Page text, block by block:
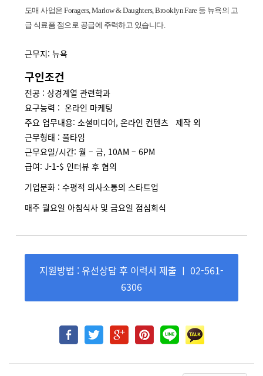
도매 사업은 Foragers, Marlow & Daughters, Brooklyn Fare 등 뉴욕의 고
급 식료품 점으로 공급에 주력하고 있습니다.
근무지: 뉴욕
구인조건
전공 : 상경계열 관련학과
요구능력 : 온라인 마케팅
주요 업무내용: 소셜미디어, 온라인 컨텐츠 제작 외
근무형태 : 풀타임
근무요일/시간: 월 – 금, 10AM – 6PM
급여: J-1-$ 인터뷰 후 협의
기업문화 : 수평적 의사소통의 스타트업
매주 월요일 아침식사 및 금요일 점심회식
지원방법 : 유선상담 후 이력서 제출 ㅣ 02-561-
6306